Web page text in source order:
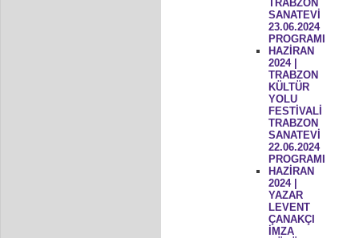
TRABZON
SANATEVİ
23.06.2024
PROGRAMI
HAZİRAN
2024 |
TRABZON
KÜLTÜR
YOLU
FESTİVALİ
TRABZON
SANATEVİ
22.06.2024
PROGRAMI
HAZİRAN
2024 |
YAZAR
LEVENT
ÇANAKÇI
İMZA